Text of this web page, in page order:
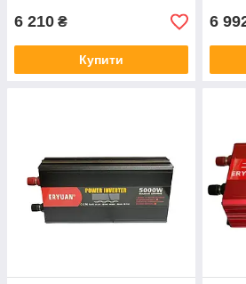
6 210 ₴
Купити
6